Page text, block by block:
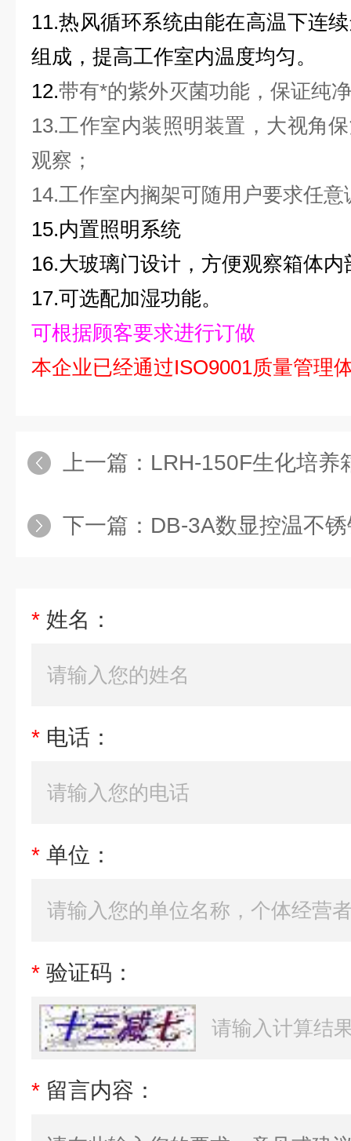
11.热风循环系统由能在高温下连
组成，提高工作室内温度均匀。
12.带有*的紫外灭菌功能，保证纯
13.工作室内装照明装置，大视角
观察；
14.工作室内搁架可随用户要求任
15.内置照明系统
16.大玻璃门设计，方便观察箱体
17.可选配加湿功能。
可根据顾客要求进行订做
本企业已经通过ISO9001质量管理
上一篇： LRH-150F生化培养
下一篇： DB-3A数显控温不
* 姓名：
* 电话：
* 单位：
* 验证码：
* 留言内容：